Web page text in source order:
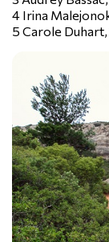
4 Irina
5 Carole